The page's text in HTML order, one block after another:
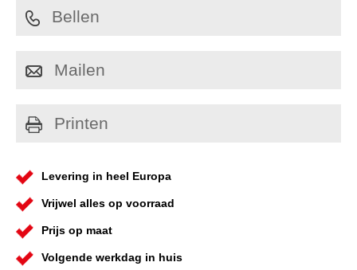
Bellen
Mailen
Printen
Levering in heel Europa
Vrijwel alles op voorraad
Prijs op maat
Volgende werkdag in huis